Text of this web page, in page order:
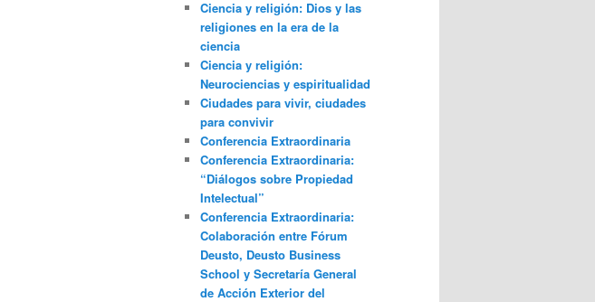
Ciencia y religión: Dios y las
religiones en la era de la
ciencia
Ciencia y religión:
Neurociencias y espiritualidad
Ciudades para vivir, ciudades
para convivir
Conferencia Extraordinaria
Conferencia Extraordinaria:
“Diálogos sobre Propiedad
Intelectual”
Conferencia Extraordinaria:
Colaboración entre Fórum
Deusto, Deusto Business
School y Secretaría General
de Acción Exterior del